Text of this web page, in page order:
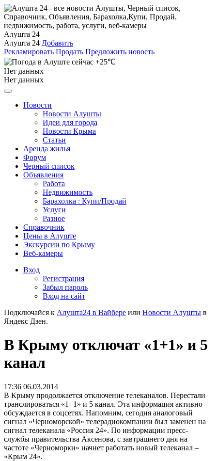
Алушта 24
Алушта 24 Добавить
Рекламировать Продать Предложить новость
+25℃
Нет данных
Нет данных
Новости
Новости Алушты
Идеи для города
Новости Крыма
Статьи
Аренда жилья
Форум
Черный список
Объявления
Работа
Недвижимость
Барахолка : Купи/Продай
Услуги
Разное
Справочник
Цены в Алуште
Экскурсии по Крыму
Веб-камеры
Вход
Регистрация
Забыл пароль
Вход на сайт
Подключайся к Алушта24 в Вайбере или Новости Алушты в
Яндекс Дзен.
В Крыму отключат «1+1» и 5
канал
17:36 06.03.2014
В Крыму продолжается отключение телеканалов. Перестали
транслироваться «1+1» и 5 канал. Эта информация активно
обсуждается в соцсетях. Напомним, сегодня аналоговый
сигнал «Черноморской» телерадиокомпании был заменен на
сигнал телеканала «Россия 24». По информации пресс-
службы правительства Аксенова, с завтрашнего дня на
частоте «Черноморки» начнет работать новый телеканал –
«Крым 24».